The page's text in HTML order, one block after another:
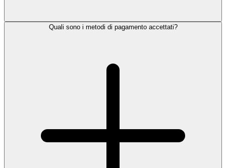
Quali sono i metodi di pagamento accettati?